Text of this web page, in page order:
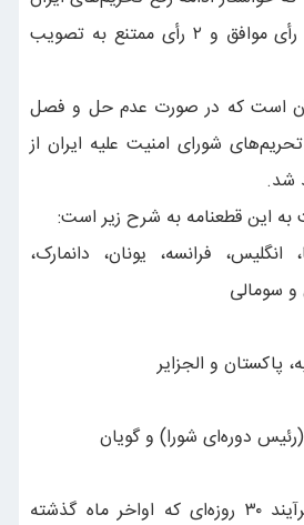
بود با ۹ رأي مخالف، ۴ رأی موافق و ۲ رأی ممتنع به تصویب
آن است که در صورت عدم حل و فصل
شورای امنیت علیه ایران از
به این قطعنامه به شرح زیر است:
فرانسه، یونان، دانمارک،
و سومالی
پاکستان و الجزایر
دوره‌ای شورا) و گویان
این رأی‌گیری پس از فرآیند ۳۰ روزه‌ای که اواخر ماه گذشته